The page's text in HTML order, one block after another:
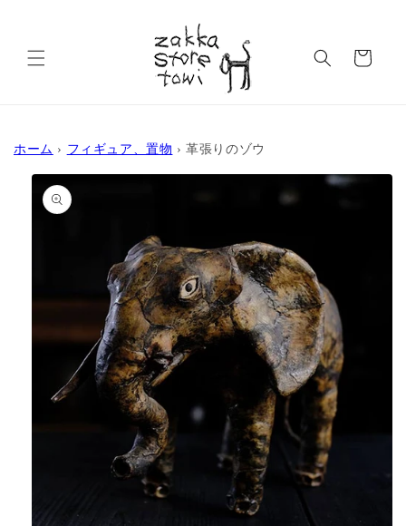
ー
ホーム › フィギュア、置物 ›革張りのゾウ
商品情
報にス
キップ